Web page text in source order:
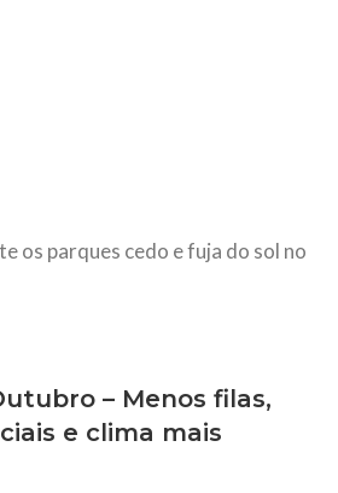
os parques cedo e fuja do sol no
– Menos filas,
e clima mais